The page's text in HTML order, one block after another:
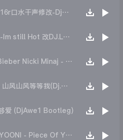
【沈风串烧】2K26.7y16r口水干声修改-Dj东东Remix
【沈风外文】Luciana-Im still Hot 改DJ.LoZe
【沈风外文】Justin Bieber Nicki Minaj - Beauty And A Beat (DjHope小春 Extended Mix)
【沈风中文】万海东 - 山风山风等等我(Dj.阿洋 Extended Mix)
爱 (DjAwe1 Bootleg)
【韩风弹跳】VEEEN YOONI - Piece Of Your Heart (Remix)